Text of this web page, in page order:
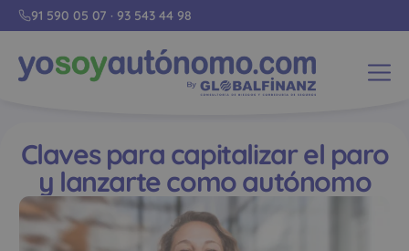
91 590 05 07 · 93 543 44 98
Claves para capitalizar el paro
y lanzarte como autónomo